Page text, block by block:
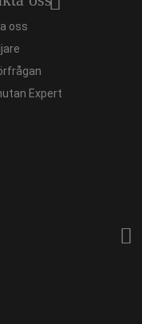
oss
Expert